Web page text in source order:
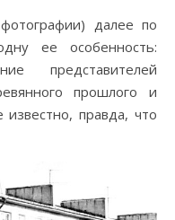
далее по
ее особенность:
представителей
прошлого и
правда, что